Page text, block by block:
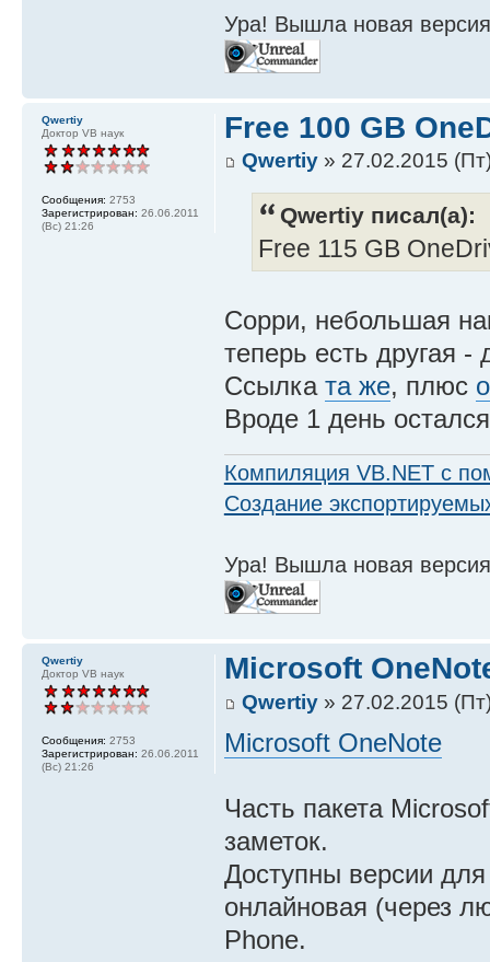
Ура! Вышла новая
Qwertiy
Доктор VB наук
Сообщения: 2753
Зарегистрирован: 26.06.2011
(Вс) 21:26
Free 100 GB
Qwertiy» 27.02.2015
Qwertiy писал(а):
Free 115 GB
Сорри, небольшая
теперь есть другая -
Ссылка та же, плюс
Вроде 1 день
Компиляция VB.NET с
Создание
Ура! Вышла новая
Qwertiy
Доктор VB наук
Сообщения: 2753
Зарегистрирован: 26.06.2011
(Вс) 21:26
Microsoft
Qwertiy» 27.02.2015
Microsoft OneNote
Часть пакета
заметок.
Доступны версии
онлайновая (через
Phone.